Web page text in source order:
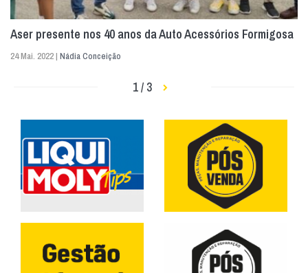
Aser presente nos 40 anos da Auto Acessórios Formigosa
24 Mai. 2022 | Nádia Conceição
1 / 3